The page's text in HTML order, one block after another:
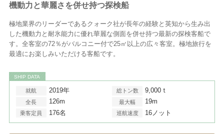
機動力と華麗さを併せ持つ探検船
極地業界のリーダーであるクォーク社が長年の経験と英知から生み出
した機動力と耐氷能力に優れ華麗な側面を併せ持つ最新の探検客船で
す。全客室の72％がバルコニー付で25㎡以上の広々客室。極地旅行を
最適にお楽しみいただける客船です。
SHIP DATA
就航 2019年 総トン数 9,000ｔ
全長 126m 最大幅 19m
乗客定員 176名 巡航速度 16ノット